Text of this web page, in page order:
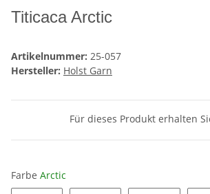
Titicaca Arctic
Artikelnummer: 25-057
Hersteller: Holst Garn
Für dieses Produkt erhalten
Farbe Arctic